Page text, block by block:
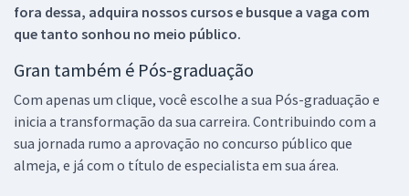
fora dessa, adquira nossos cursos e busque a vaga com
que tanto sonhou no meio público.
Gran também é Pós-graduação
Com apenas um clique, você escolhe a sua Pós-graduação e
inicia a transformação da sua carreira. Contribuindo com a
sua jornada rumo a aprovação no concurso público que
almeja, e já com o título de especialista em sua área.